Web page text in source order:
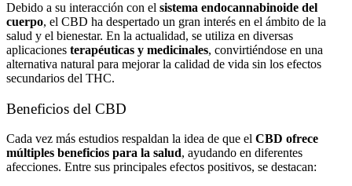
Debido a su interacción con el sistema endocannabinoide del
cuerpo, el CBD ha despertado un gran interés en el ámbito de la
salud y el bienestar. En la actualidad, se utiliza en diversas
aplicaciones terapéuticas y medicinales, convirtiéndose en una
alternativa natural para mejorar la calidad de vida sin los efectos
secundarios del THC.
Beneficios del CBD
Cada vez más estudios respaldan la idea de que el CBD ofrece
múltiples beneficios para la salud, ayudando en diferentes
afecciones. Entre sus principales efectos positivos, se destacan: